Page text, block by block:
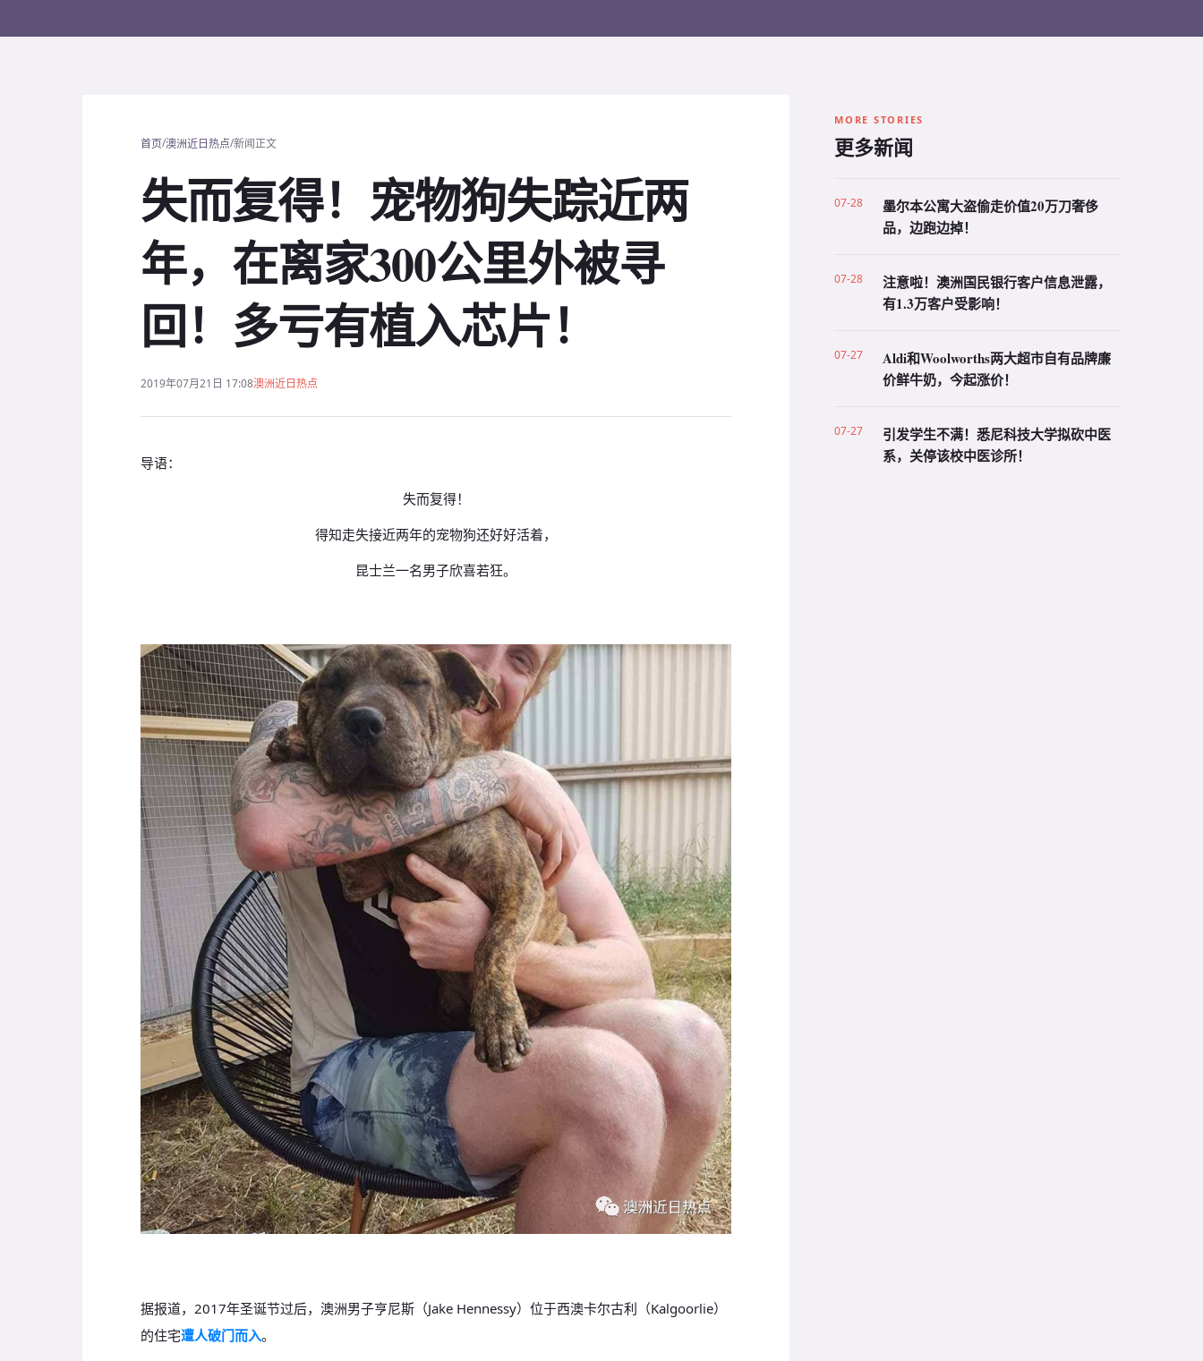
首页/澳洲近日热点/新闻正文
失而复得！宠物狗失踪近两
年，在离家300公里外被寻
回！多亏有植入芯片！
2019年07月21日 17:08澳洲近日热点
导语：
失而复得！
得知走失接近两年的宠物狗还好好活着，
昆士兰一名男子欣喜若狂。
据报道，2017年圣诞节过后，澳洲男子亨尼斯（Jake Hennessy）位于西澳卡尔古利（Kalgoorlie）
的住宅遭人破门而入。
MORE STORIES
更多新闻
07-28
墨尔本公寓大盗偷走价值20万刀奢侈
品，边跑边掉！
07-28
注意啦！澳洲国民银行客户信息泄露，
有1.3万客户受影响！
07-27
Aldi和Woolworths两大超市自有品牌廉
价鲜牛奶，今起涨价！
07-27
引发学生不满！悉尼科技大学拟砍中医
系，关停该校中医诊所！